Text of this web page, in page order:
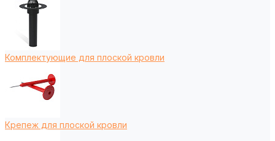
Комплектующие для плоской кровли
Крепеж для плоской кровли